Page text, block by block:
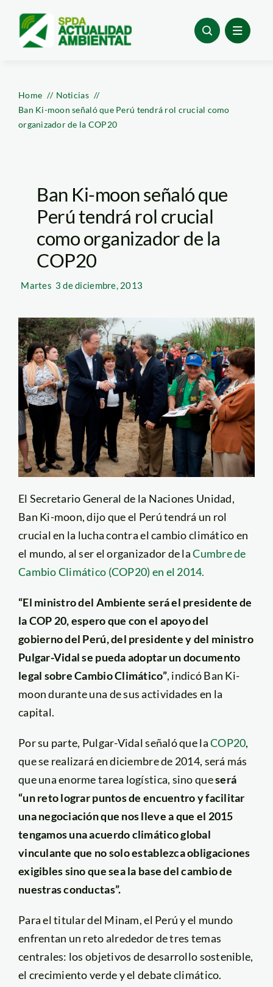
content
Home
Noticias
Ban Ki-moon señaló que Perú tendrá rol crucial como
organizador de la COP20
Ban Ki-moon señaló que
Perú tendrá rol crucial
como organizador de la
COP20
Martes 3 de diciembre, 2013
El Secretario General de la Naciones Unidad,
Ban Ki-moon, dijo que el Perú tendrá un rol
crucial en la lucha contra el cambio climático en
el mundo, al ser el organizador de laCumbre de
Cambio Climático (COP20) en el 2014.
“El ministro del Ambiente será el presidente de
la COP 20, espero que con el apoyo del
gobierno del Perú, del presidente y del ministro
Pulgar-Vidal se pueda adoptar un documento
legal sobre Cambio Climático”, indicó Ban Ki-
moon durante una de sus actividades en la
capital.
Por su parte, Pulgar-Vidal señaló que laCOP20,
que se realizará en diciembre de 2014, será más
que una enorme tarea logística, sino queserá
“un reto lograr puntos de encuentro y facilitar
una negociación que nos lleve a que el 2015
tengamos una acuerdo climático global
vinculante que no solo establezca obligaciones
exigibles sino que sea la base del cambio de
nuestras conductas”.
Para el titular del Minam, el Perú y el mundo
enfrentan un reto alrededor de tres temas
centrales: los objetivos de desarrollo sostenible,
el crecimiento verde y el debate climático.